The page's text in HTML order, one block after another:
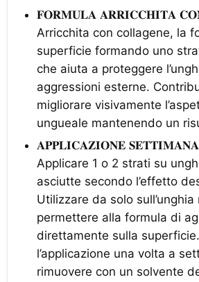
𝐅𝐎𝐑𝐌𝐔𝐋𝐀 𝐀𝐑𝐑𝐈𝐂𝐂𝐇𝐈𝐓𝐀
Arricchita con collagene, la
superficie formando uno
che aiuta a proteggere
aggressioni esterne.
migliorare visivamente
ungueale mantenendo un
𝐀𝐏𝐏𝐋𝐈𝐂𝐀𝐙𝐈𝐎𝐍𝐄
Applicare 1 o 2 strati su
asciutte secondo l’effetto
Utilizzare da solo
permettere alla formula di
direttamente sulla
l’applicazione una volta a
rimuovere con un solvente